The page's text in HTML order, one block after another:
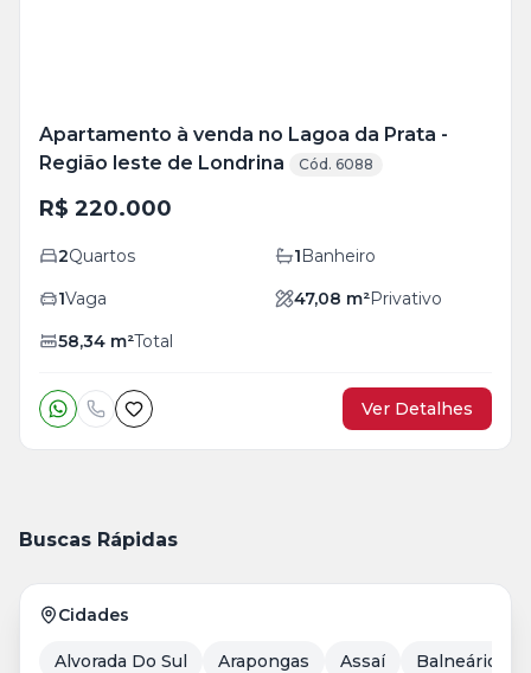
Apartamento à venda no Lagoa da Prata -
Região leste de Londrina
Cód. 6088
R$ 220.000
2Quartos 1Banheiro
1Vaga 47,08 m²Privativo
58,34 m²Total
Ver Detalhes
Buscas Rápidas
Cidades
Alvorada Do Sul Arapongas Assaí Balneário